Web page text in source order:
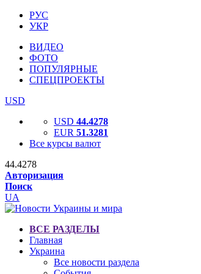
РУС
УКР
ВИДЕО
ФОТО
ПОПУЛЯРНЫЕ
СПЕЦПРОЕКТЫ
USD
USD 44.4278
EUR 51.3281
Все курсы валют
44.4278
Авторизация
Поиск
UA
ВСЕ РАЗДЕЛЫ
Главная
Украина
Все новости раздела